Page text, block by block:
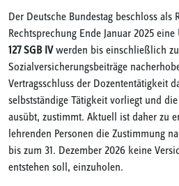
Der Deutsche Bundestag beschloss als
Rechtsprechung Ende Januar 2025 eine
127 SGB IVwerden bis einschließlich
Sozialversicherungsbeiträge
Vertragsschluss der Dozententätigkeit
selbstständige Tätigkeit vorliegt und
ausübt, zustimmt. Aktuell ist daher zu
lehrenden Personen die Zustimmung
bis zum 31. Dezember 2026 keine
entstehen soll, einzuholen.